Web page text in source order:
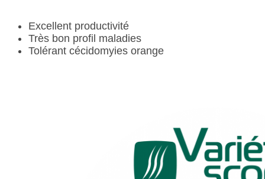
Excellent productivité
Très bon profil maladies
Tolérant cécidomyies orange